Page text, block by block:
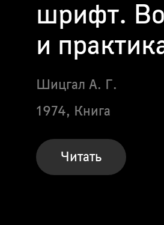
шрифт.
и
Шицгал А. Г.
1974, Книга
Читать